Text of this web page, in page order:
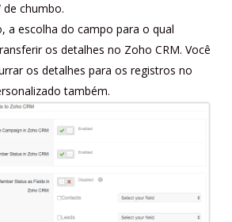
chumbo.
a escolha do campo para o qual
os detalhes no Zoho CRM. Você
os detalhes para os registros no
também.